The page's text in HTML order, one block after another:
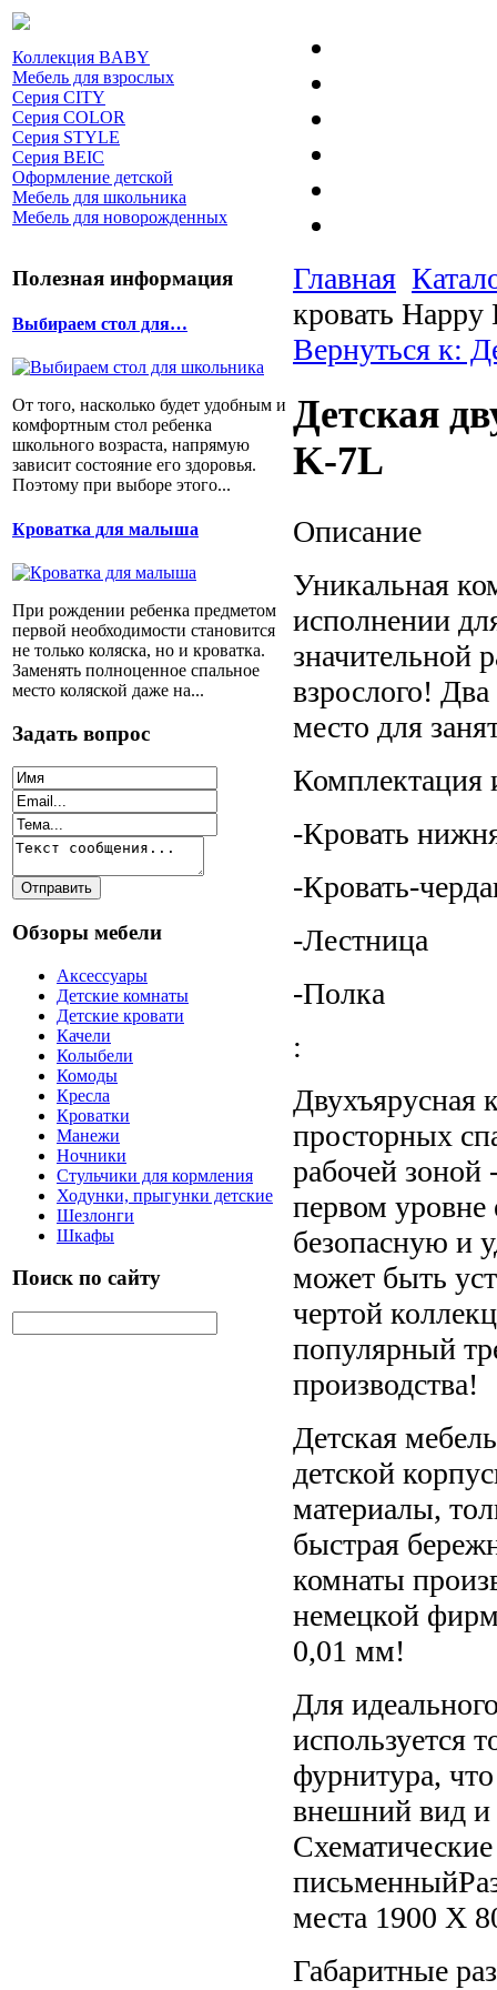
Коллекция BABY
Мебель для взрослых
Серия CITY
Серия COLOR
Серия STYLE
Серия BEIC
Оформление детской
Мебель для школьника
Мебель для новорожденных
Полезная информация
Выбираем стол для…
От того, насколько будет удобным и
комфортным стол ребенка
школьного возраста, напрямую
зависит состояние его здоровья.
Поэтому при выборе этого...
Кроватка для малыша
При рождении ребенка предметом
первой необходимости становится
не только коляска, но и кроватка.
Заменять полноценное спальное
место коляской даже на...
Задать вопрос
Обзоры мебели
Аксессуары
Детские комнаты
Детские кровати
Качели
Колыбели
Комоды
Кресла
Кроватки
Манежи
Ночники
Стульчики для кормления
Ходунки, прыгунки детские
Шезлонги
Шкафы
Поиск по сайту
Главная
кровать
Вернуться к:
Детская
K-7L
Описание
Уникальная
исполнении
значительной
взрослого!
место для
Комплектация
-Кровать
-Кровать-
-Лестница
-Полка
:
Двухъярусная
просторных
рабочей
первом уровне
безопасную и
может быть
чертой
популярный
производства!
Детская
детской
материалы,
быстрая
комнаты
немецкой
0,01 мм!
Для
используется
фурнитура,
внешний вид и
места 1900 Х
Габаритные